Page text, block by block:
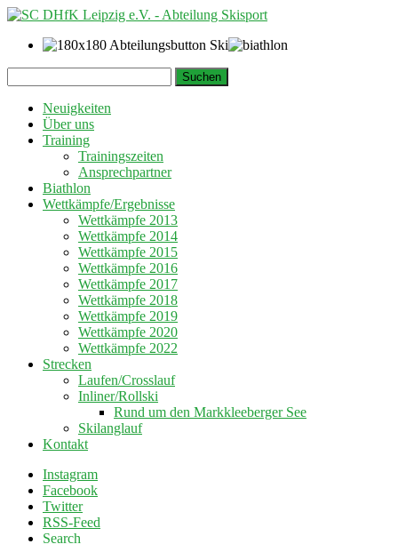
zum
Inhalt
nach:
Neuigkeiten
Über uns
Training
Trainingszeiten
Ansprechpartner
Biathlon
Wettkämpfe/Ergebnisse
Wettkämpfe 2013
Wettkämpfe 2014
Wettkämpfe 2015
Wettkämpfe 2016
Wettkämpfe 2017
Wettkämpfe 2018
Wettkämpfe 2019
Wettkämpfe 2020
Wettkämpfe 2022
Strecken
Laufen/Crosslauf
Inliner/Rollski
Rund um den Markkleeberger See
Skilanglauf
Kontakt
Instagram
Facebook
Twitter
RSS-Feed
Search